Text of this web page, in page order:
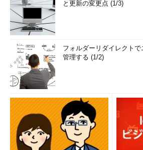
と更新の変更点 (1/3)
フォルダーリダイレクト
管理する (1/2)